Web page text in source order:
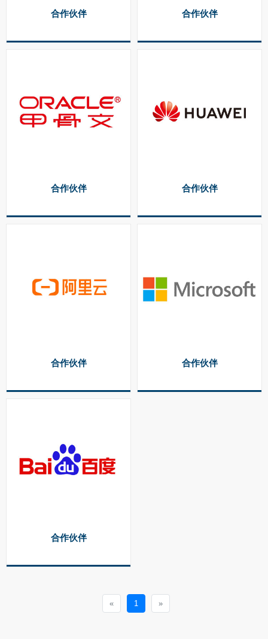
合作伙伴 合作伙伴
合作伙伴 合作伙伴
合作伙伴 合作伙伴
合作伙伴
« 1 »